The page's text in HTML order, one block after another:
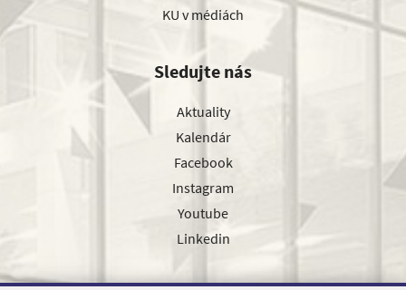
KU v médiách
Sledujte nás
Aktuality
Kalendár
Facebook
Instagram
Youtube
Linkedin